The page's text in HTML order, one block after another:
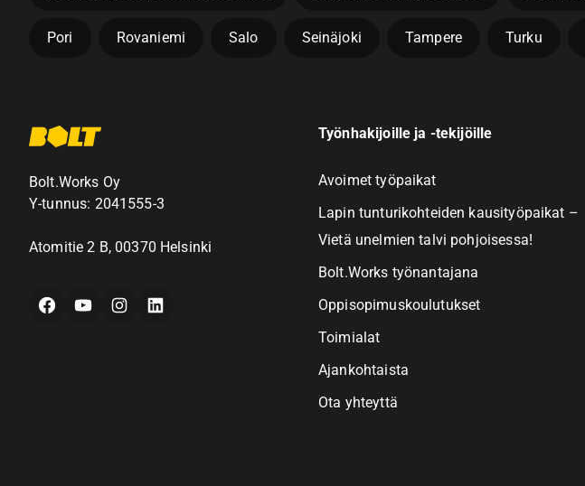
Pori Rovaniemi Salo Seinäjoki Tampere Turku
Bolt.Works Oy
Y-tunnus: 2041555-3
Atomitie 2 B, 00370 Helsinki
FacebookYouTubeInstagramLinkedIn
Työnhakijoille ja -tekijöille
Avoimet työpaikat
Lapin tunturikohteiden kausityöpaikat –
Vietä unelmien talvi pohjoisessa!
Bolt.Works työnantajana
Oppisopimuskoulutukset
Toimialat
Ajankohtaista
Ota yhteyttä